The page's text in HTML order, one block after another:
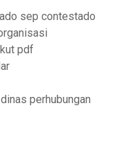
sep contestado
pdf
perhubungan